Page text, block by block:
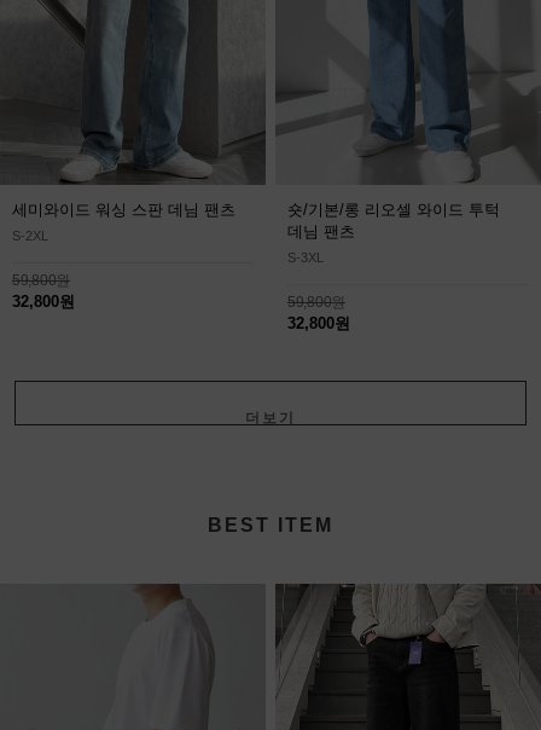
세미와이드 워싱 스판 데님 팬츠
S-2XL
59,800원
32,800원
숏/기본/롱 리오셀 와이드 투턱
데님 팬츠
S-3XL
59,800원
32,800원
BEST ITEM